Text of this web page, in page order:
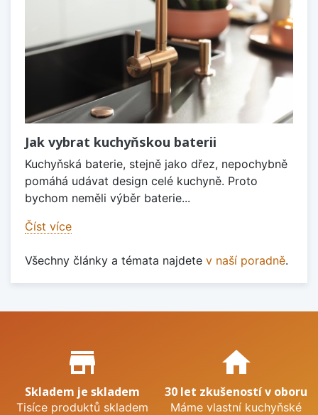
Jak vybrat kuchyňskou baterii
Kuchyňská baterie, stejně jako dřez, nepochybně
pomáhá udávat design celé kuchyně. Proto
bychom neměli výběr baterie...
Číst více
Všechny články a témata najdete v naší poradně.
Proč nakupovat u nás?
store_mall_directory
Skladem je skladem
Tisíce produktů skladem
home
30 let zkušeností v oboru
Máme vlastní kuchyňské